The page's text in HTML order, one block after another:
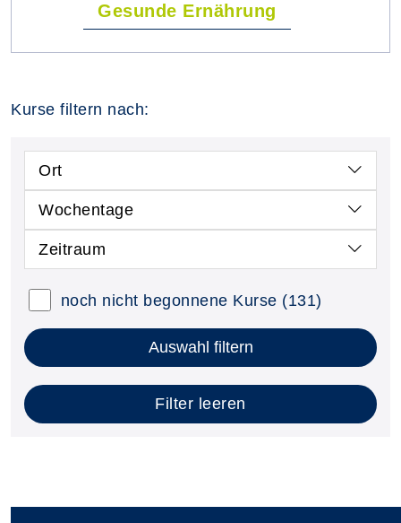
Gesunde Ernährung
Kurse filtern nach:
Ort
Wochentage
Zeitraum
noch nicht begonnene Kurse (131)
Auswahl filtern
Filter leeren